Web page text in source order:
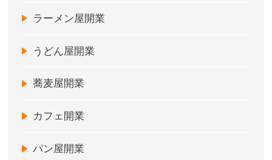
ラーメン屋開業
うどん屋開業
蕎麦屋開業
カフェ開業
パン屋開業